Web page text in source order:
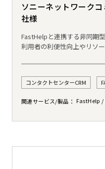
ソニーネットワーク
社様
FastHelpと連携する非同期
利用者の利便性向上やリソ
コンタクトセンターCRM
関連サービス/製品 FastHelp